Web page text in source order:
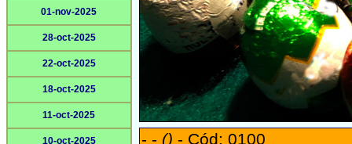
01-nov-2025
28-oct-2025
22-oct-2025
18-oct-2025
11-oct-2025
10-oct-2025 - - () - Cód: 0100